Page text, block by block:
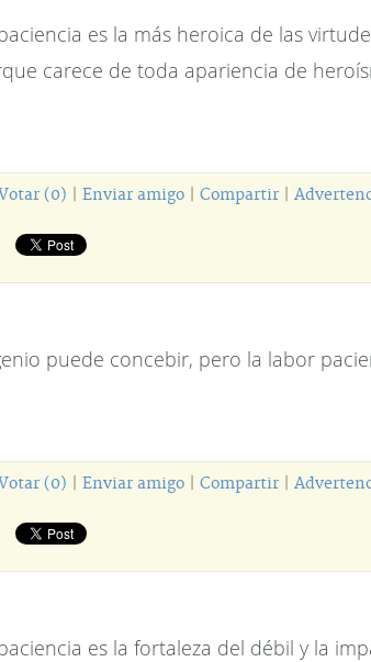
es la más heroica de las
carece de toda apariencia de
(0) Enviar amigo Compartir
puede concebir, pero la labor
(0) Enviar amigo Compartir
es la fortaleza del débil y la